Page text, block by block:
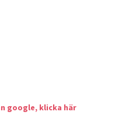
google, klicka här